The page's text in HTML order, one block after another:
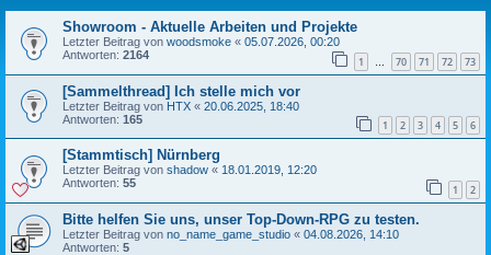
Showroom - Aktuelle Arbeiten und Projekte
Letzter Beitrag von woodsmoke « 05.07.2026, 00:20
Antworten: 2164 1 … 70 71 72 73
[Sammelthread] Ich stelle mich vor
Letzter Beitrag von HTX « 20.06.2025, 18:40
Antworten: 165 1 2 3 4 5 6
[Stammtisch] Nürnberg
Letzter Beitrag von shadow « 18.01.2019, 12:20
Antworten: 55 1 2
Bitte helfen Sie uns, unser Top-Down-RPG zu testen.
Letzter Beitrag von no_name_game_studio « 04.08.2026, 14:10
Antworten: 5